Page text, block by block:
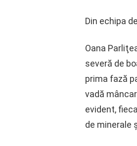
Din echipa
Oana
severă de
prima fază
vadă
evident,
de minerale